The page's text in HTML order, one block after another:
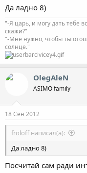
Да ладно 8)
"-Я царь, и могу дать тебе
скажи?"
"-Мне нужно, чтобы ты
солнце."
OlegAleN
ASIMO family
18 Сен 2012
froloff написал(а):
Да ладно 8)
Посчитай сам ради